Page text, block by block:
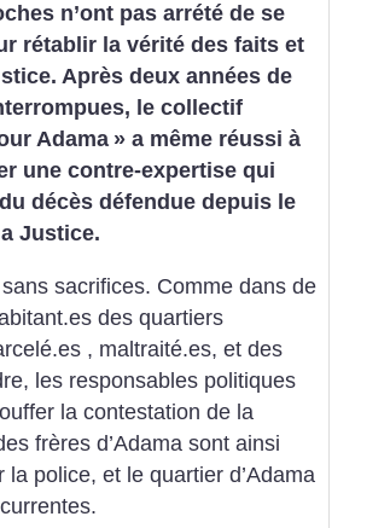
n’ont pas arrété de se
rétablir la vérité des faits et
Après deux années de
le collectif
Adama » a même réussi à
une contre-expertise qui
décès défendue depuis le
Justice.
sacrifices. Comme dans de
des quartiers
, maltraité.es, et des
les responsables politiques
la contestation de la
frères d’Adama sont ainsi
police, et le quartier d’Adama